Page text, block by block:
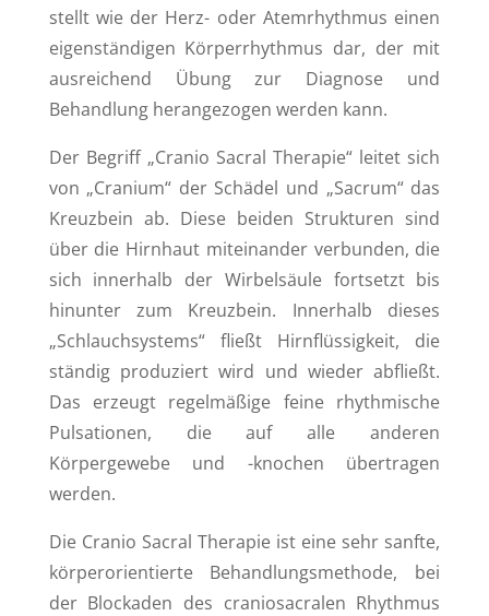
stellt wie der Herz- oder Atemrhythmus einen
eigenständigen Körperrhythmus dar, der mit
ausreichend Übung zur Diagnose und
Behandlung herangezogen werden kann.
Der Begriff „Cranio Sacral Therapie“ leitet sich
von „Cranium“ der Schädel und „Sacrum“ das
Kreuzbein ab. Diese beiden Strukturen sind
über die Hirnhaut miteinander verbunden, die
sich innerhalb der Wirbelsäule fortsetzt bis
hinunter zum Kreuzbein. Innerhalb dieses
„Schlauchsystems“ fließt Hirnflüssigkeit, die
ständig produziert wird und wieder abfließt.
Das erzeugt regelmäßige feine rhythmische
Pulsationen, die auf alle anderen
Körpergewebe und -knochen übertragen
werden.
Die Cranio Sacral Therapie ist eine sehr sanfte,
körperorientierte Behandlungsmethode, bei
der Blockaden des craniosacralen Rhythmus